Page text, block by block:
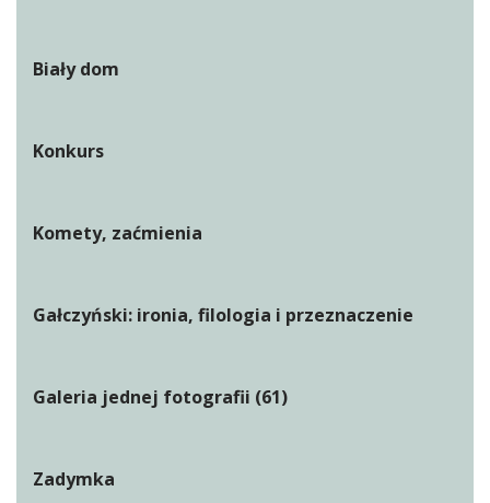
Biały dom
Konkurs
Komety, zaćmienia
Gałczyński: ironia, filologia i przeznaczenie
Galeria jednej fotografii (61)
Zadymka